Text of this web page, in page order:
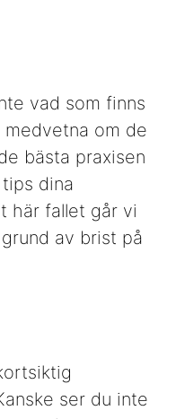
vad som finns
om de
bästa praxisen
dina
här fallet går vi
av brist på
ser du inte